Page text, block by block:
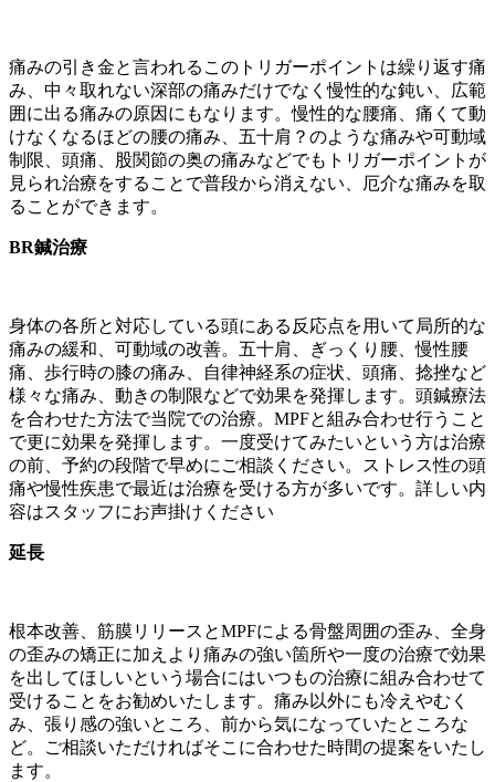
痛みの引き金と言われるこのトリガーポイントは繰り返す痛
み、中々取れない深部の痛みだけでなく慢性的な鈍い、広範
囲に出る痛みの原因にもなります。慢性的な腰痛、痛くて動
けなくなるほどの腰の痛み、五十肩？のような痛みや可動域
制限、頭痛、股関節の奥の痛みなどでもトリガーポイントが
見られ治療をすることで普段から消えない、厄介な痛みを取
ることができます。
BR鍼治療
身体の各所と対応している頭にある反応点を用いて局所的な
痛みの緩和、可動域の改善。五十肩、ぎっくり腰、慢性腰
痛、歩行時の膝の痛み、自律神経系の症状、頭痛、捻挫など
様々な痛み、動きの制限などで効果を発揮します。頭鍼療法
を合わせた方法で当院での治療。MPFと組み合わせ行うこと
で更に効果を発揮します。一度受けてみたいという方は治療
の前、予約の段階で早めにご相談ください。ストレス性の頭
痛や慢性疾患で最近は治療を受ける方が多いです。詳しい内
容はスタッフにお声掛けください
延長
根本改善、筋膜リリースとMPFによる骨盤周囲の歪み、全身
の歪みの矯正に加えより痛みの強い箇所や一度の治療で効果
を出してほしいという場合にはいつもの治療に組み合わせて
受けることをお勧めいたします。痛み以外にも冷えやむく
み、張り感の強いところ、前から気になっていたところな
ど。ご相談いただければそこに合わせた時間の提案をいたし
ます。